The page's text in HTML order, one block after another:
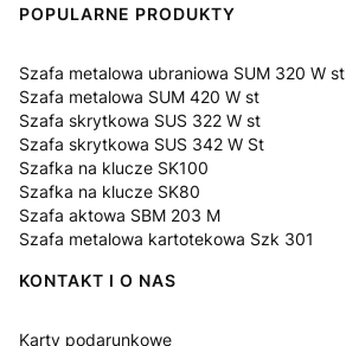
POPULARNE PRODUKTY
Szafa metalowa ubraniowa SUM 320 W st
Szafa metalowa SUM 420 W st
Szafa skrytkowa SUS 322 W st
Szafa skrytkowa SUS 342 W St
Szafka na klucze SK100
Szafka na klucze SK80
Szafa aktowa SBM 203 M
Szafa metalowa kartotekowa Szk 301
KONTAKT I O NAS
Karty podarunkowe